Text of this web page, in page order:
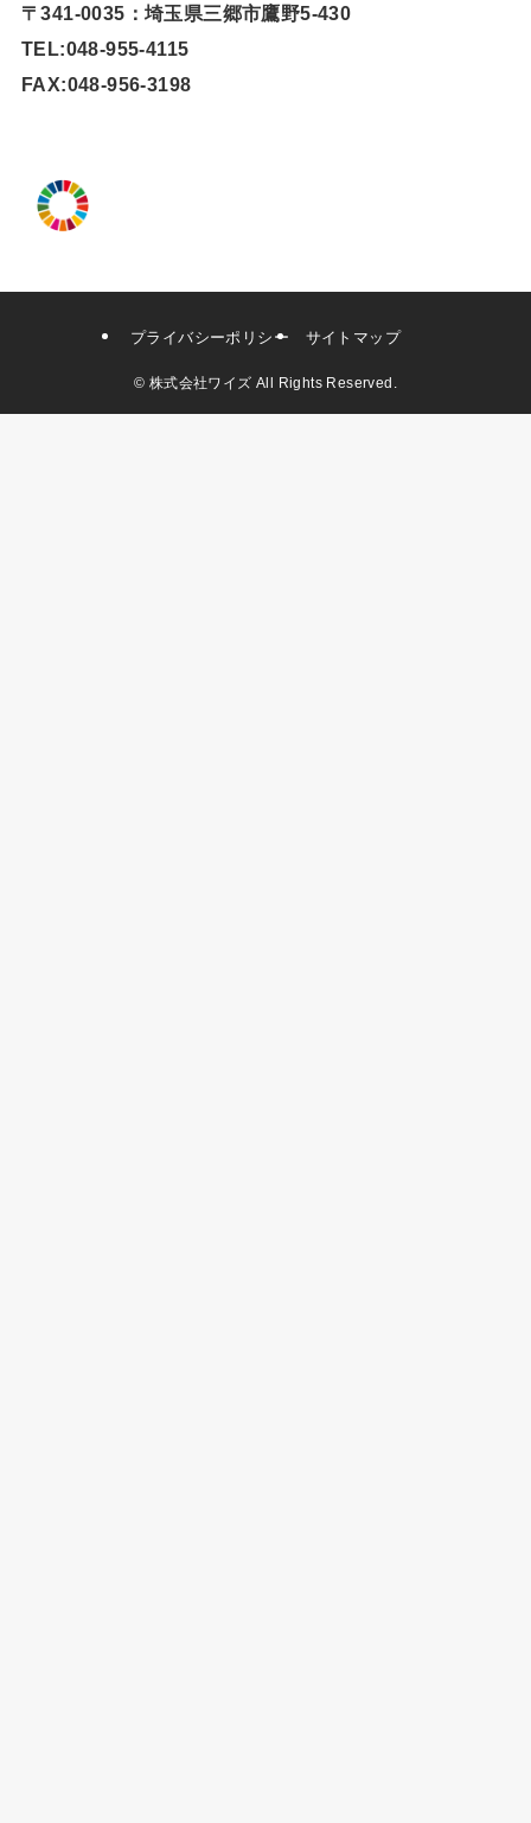
〒341-0035：埼玉県三郷市鷹野5-430
TEL:048-955-4115
FAX:048-956-3198
プライバシーポリシー サイトマップ
© 株式会社ワイズ All Rights Reserved.